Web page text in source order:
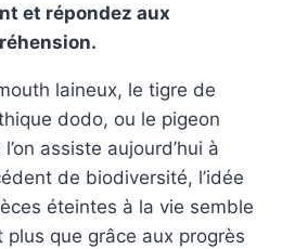
et répondez aux
laineux, le tigre de
dodo, ou le pigeon
assiste aujourd’hui à
de biodiversité, l’idée
éteintes à la vie semble
plus que grâce aux progrès